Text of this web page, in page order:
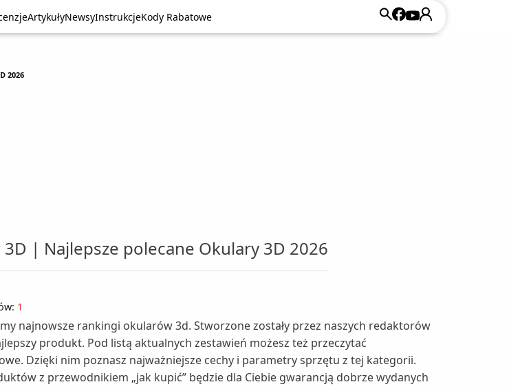
ArtykułyNewsyInstrukcjeKody Rabatowe
ArtykułyNewsyInstrukcjeKody Rabatowe
2026
| Najlepsze polecane Okulary 3D 2026
1
najnowsze rankingi okularów 3d. Stworzone zostały przez naszych redaktorów
produkt. Pod listą aktualnych zestawień możesz też przeczytać
Dzięki nim poznasz najważniejsze cechy i parametry sprzętu z tej kategorii.
z przewodnikiem „jak kupić” będzie dla Ciebie gwarancją dobrze wydanych